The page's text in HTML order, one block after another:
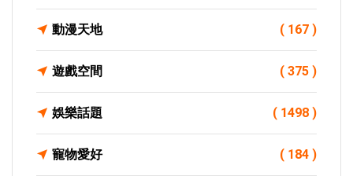
動漫天地 ( 167 )
遊戲空間 ( 375 )
娛樂話題 ( 1498 )
寵物愛好 ( 184 )